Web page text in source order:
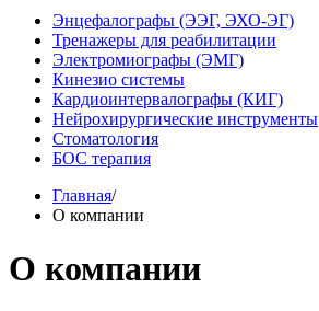
Энцефалографы (ЭЭГ, ЭХО-ЭГ)
Тренажеры для реабилитации
Электромиографы (ЭМГ)
Кинезио системы
Кардиоинтервалографы (КИГ)
Нейрохирургические инструменты
Стоматология
БОС терапия
Главная/
О компании
О компании